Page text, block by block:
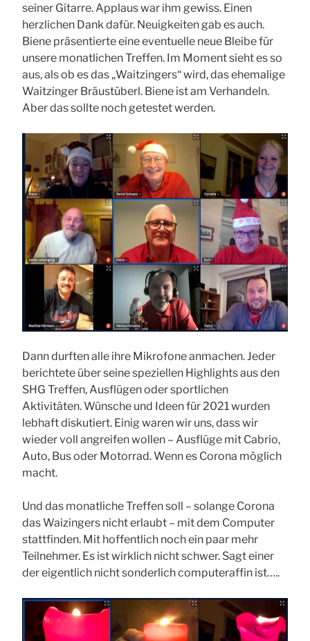
seiner Gitarre. Applaus war ihm gewiss. Einen
herzlichen Dank dafür. Neuigkeiten gab es auch.
Biene präsentierte eine eventuelle neue Bleibe für
unsere monatlichen Treffen. Im Moment sieht es so
aus, als ob es das „Waitzingers“ wird, das ehemalige
Waitzinger Bräustüberl. Biene ist am Verhandeln.
Aber das sollte noch getestet werden.
Dann durften alle ihre Mikrofone anmachen. Jeder
berichtete über seine speziellen Highlights aus den
SHG Treffen, Ausflügen oder sportlichen
Aktivitäten. Wünsche und Ideen für 2021 wurden
lebhaft diskutiert. Einig waren wir uns, dass wir
wieder voll angreifen wollen – Ausflüge mit Cabrio,
Auto, Bus oder Motorrad. Wenn es Corona möglich
macht.
Und das monatliche Treffen soll – solange Corona
das Waizingers nicht erlaubt – mit dem Computer
stattfinden. Mit hoffentlich noch ein paar mehr
Teilnehmer. Es ist wirklich nicht schwer. Sagt einer
der eigentlich nicht sonderlich computeraffin ist…..